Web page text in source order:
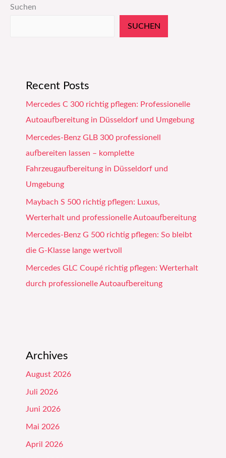
Suchen
SUCHEN
Recent Posts
Mercedes C 300 richtig pflegen: Professionelle
Autoaufbereitung in Düsseldorf und Umgebung
Mercedes-Benz GLB 300 professionell
aufbereiten lassen – komplette
Fahrzeugaufbereitung in Düsseldorf und
Umgebung
Maybach S 500 richtig pflegen: Luxus,
Werterhalt und professionelle Autoaufbereitung
Mercedes-Benz G 500 richtig pflegen: So bleibt
die G-Klasse lange wertvoll
Mercedes GLC Coupé richtig pflegen: Werterhalt
durch professionelle Autoaufbereitung
Archives
August 2026
Juli 2026
Juni 2026
Mai 2026
April 2026